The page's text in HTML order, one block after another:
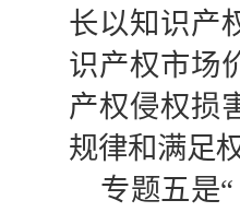
长以知识产
识产权市场
产权侵权损
规律和满足
专题五是“